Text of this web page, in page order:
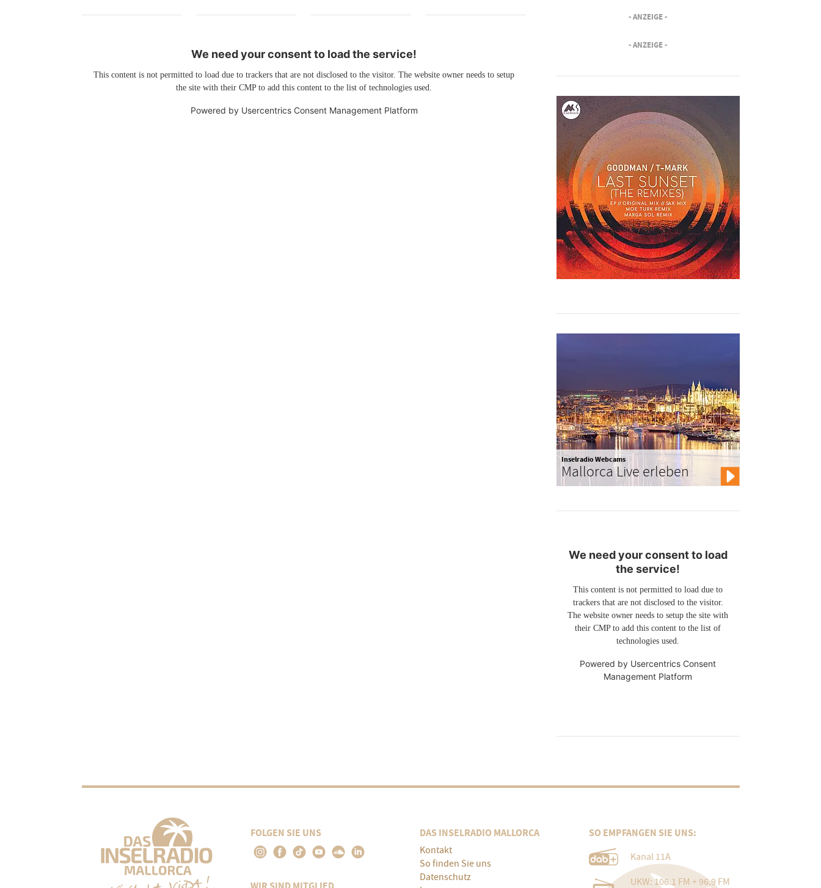
We need your consent to load the service!
This content is not permitted to load due to trackers that are not disclosed to the visitor. The website owner needs to setup
the site with their CMP to add this content to the list of technologies used.
Powered by Usercentrics Consent Management Platform
- ANZEIGE -
- ANZEIGE -
Inselradio Webcams
Mallorca Live erleben
We need your consent to load
the service!
This content is not permitted to load due to
trackers that are not disclosed to the visitor.
The website owner needs to setup the site with
their CMP to add this content to the list of
technologies used.
Powered by Usercentrics Consent
Management Platform
FOLGEN SIE UNS DAS INSELRADIO MALLORCA
Kontakt
So finden Sie uns
Datenschutz
SO EMPFANGEN SIE UNS:
Kanal 11A
UKW: 106.1 FM + 96.9 FM